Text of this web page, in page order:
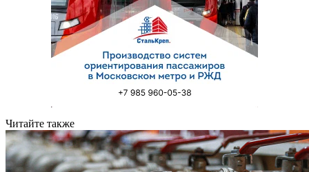
Читайте также